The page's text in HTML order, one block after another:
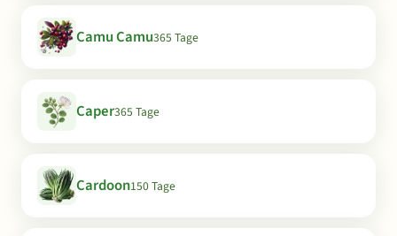
Camu Camu365 Tage
Caper365 Tage
Cardoon150 Tage